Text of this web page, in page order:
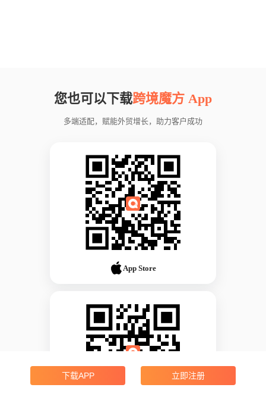
您也可以下载跨境魔方 App
多端适配，赋能外贸增长，助力客户成功
App Store
下载APP 立即注册